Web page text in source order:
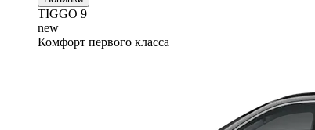
TIGGO 9
new
Комфорт первого класса